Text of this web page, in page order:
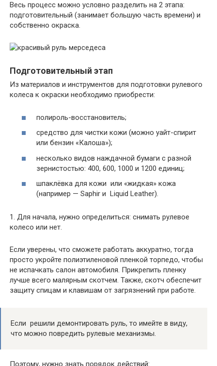
Весь процесс можно условно разделить на 2 этапа:
подготовительный (занимает большую часть времени) и
собственно окраска.
Подготовительный этап
Из материалов и инструментов для подготовки рулевого
колеса к окраски необходимо приобрести:
полироль-восстановитель;
средство для чистки кожи (можно уайт-спирит
или бензин «Калоша»);
несколько видов наждачной бумаги с разной
зернистостью: 400, 600, 1000 и 1200 единиц;
шпаклёвка для кожи или «жидкая» кожа
(например — Saphir и Liquid Leather).
1. Для начала, нужно определиться: снимать рулевое
колесо или нет.
Если уверены, что сможете работать аккуратно, тогда
просто укройте полиэтиленовой пленкой торпедо, чтобы
не испачкать салон автомобиля. Прикрепить пленку
лучше всего малярным скотчем. Также, скотч обеспечит
защиту спицам и клавишам от загрязнений при работе.
Если решили демонтировать руль, то имейте в виду,
что можно повредить рулевые механизмы.
Поэтому, нужно знать порядок действий: